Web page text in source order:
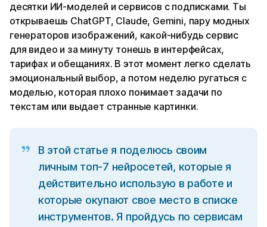
десятки ИИ‑моделей и сервисов с подписками. Ты
открываешь ChatGPT, Claude, Gemini, пару модных
генераторов изображений, какой‑нибудь сервис
для видео и за минуту тонешь в интерфейсах,
тарифах и обещаниях. В этот момент легко сделать
эмоциональный выбор, а потом неделю ругаться с
моделью, которая плохо понимает задачи по
текстам или выдает странные картинки.
В этой статье я поделюсь своим
личным топ‑7 нейросетей, которые я
действительно использую в работе и
которые окупают свое место в списке
инструментов. Я пройдусь по сервисам